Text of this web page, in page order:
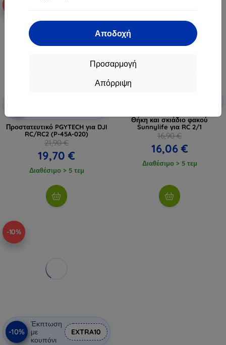
Αποδοχή
Προσαρμογή
Απόρριψη
Προστατευτικό PGYTECH για DJI
RC/RC2 (P-45A-020)
21,90 €
19,70 €
Διαθέσιμο > 5 τεμ
Θήκη και σκιάδιο φακού
Sunnylife για RC 2/1
16,90 €
16,06 €
Διαθέσιμο > 5 τεμ
-10%
-10%
Έκπτωση
με
κουπόνι
EXTRA10